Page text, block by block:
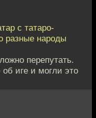
с татаро-
разные народы
перепутать.
иге и могли это